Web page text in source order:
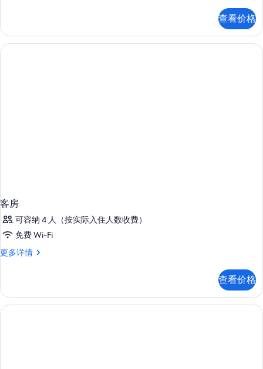
信
息
查看价格
客房
可容纳 4 人（按实际入住人数收费）
免费 Wi-Fi
更多详情
客
信
息
查看价格